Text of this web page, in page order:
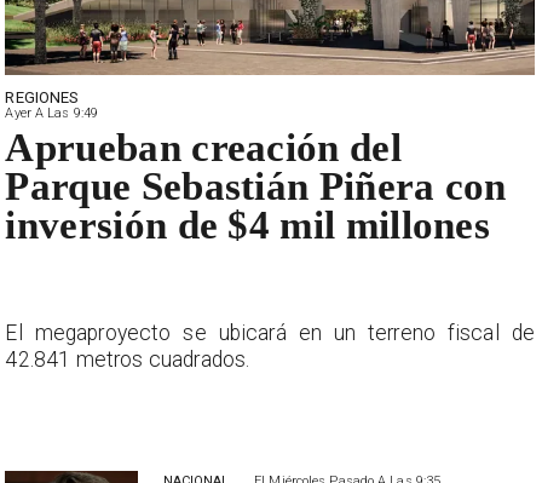
REGIONES
Ayer A Las 9:49
Aprueban creación del
Parque Sebastián Piñera con
inversión de $4 mil millones
El megaproyecto se ubicará en un terreno fiscal de
42.841 metros cuadrados.